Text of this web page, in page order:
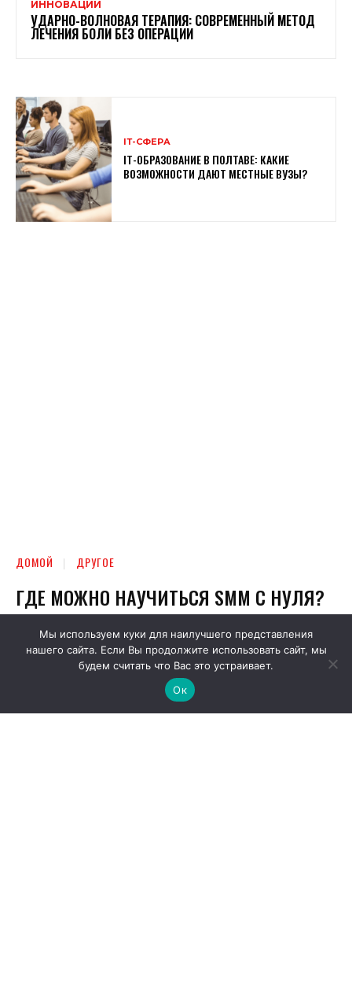
ИННОВАЦИИ
УДАРНО-ВОЛНОВАЯ ТЕРАПИЯ: СОВРЕМЕННЫЙ МЕТОД
ЛЕЧЕНИЯ БОЛИ БЕЗ ОПЕРАЦИИ
ІТ-СФЕРА
IT-ОБРАЗОВАНИЕ В ПОЛТАВЕ: КАКИЕ
ВОЗМОЖНОСТИ ДАЮТ МЕСТНЫЕ ВУЗЫ?
Мы используем куки для наилучшего представления
нашего сайта. Если Вы продолжите использовать сайт, мы
будем считать что Вас это устраивает.
Ок